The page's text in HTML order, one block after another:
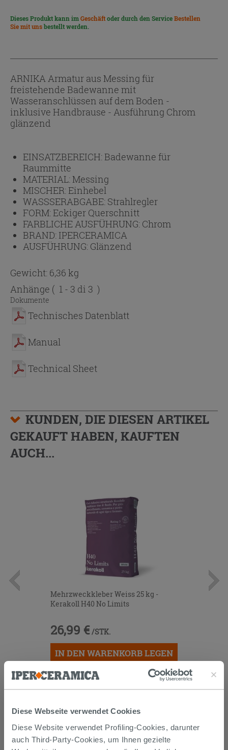
Diese Webseite verwendet Cookies
Diese Website verwendet Profiling-Cookies, darunter
auch Third-Party-Cookies, um Ihnen gezielte
Dieses Produkt kann imGeschäftoder durch den ServiceBestellen
Sie mit unsbestellt werden.
ARNIKA Armatur aus Messing für
freistehende Badewanne mit
Wasseranschlüssen auf dem Boden -
inklusive Handbrause - Ausführung Chrom
glänzend
EINSATZBEREICH:Badewanne für
Raummitte
MATERIAL:Messing
MISCHER:Einhebel
WASSSERABGABE: Strahlregler
FORM:Eckiger Querschnitt
FARBLICHE AUSFÜHRUNG: Chrom
BRAND: IPERCERAMICA
AUSFÜHRUNG: Glänzend
Gewicht: 6,36 kg
Anhänge ( 1 - 3 di 3 )
Dokumente
Technisches Datenblatt
Manual
Technical Sheet
KUNDEN, DIE DIESEN ARTIKEL
GEKAUFT HABEN, KAUFTEN
AUCH...
Mehrzweckkleber Weiss 25 kg -
Kerakoll H40 No Limits
26,99 € /STK.
IN DEN WARENKORB LEGEN